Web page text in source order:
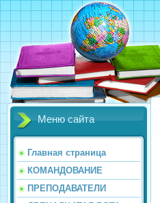
Меню сайта
Главная страница
КОМАНДОВАНИЕ
ПРЕПОДАВАТЕЛИ